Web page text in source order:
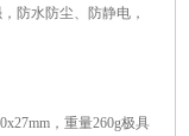
防水防尘、防静电，
，重量260g极具